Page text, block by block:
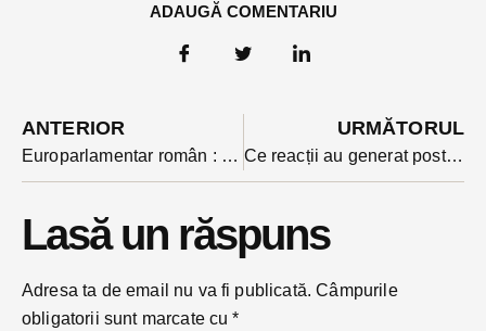
ADAUGĂ COMENTARIU
ANTERIOR
Europarlamentar român : ” Nu are sens să ne lamentăm acum, să interzicem șnițelele și pe Mozart”
URMĂTORUL
Ce reacții au generat postările celor două mari bănci cu capital austriac din România după votul pentru Schengen? Ambele au ajuns să restricționeze comentariile
Lasă un răspuns
Adresa ta de email nu va fi publicată. Câmpurile
obligatorii sunt marcate cu*